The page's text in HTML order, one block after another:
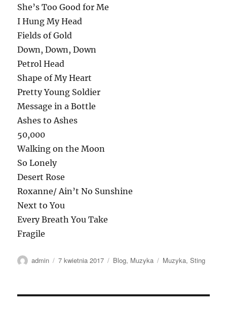
She’s Too Good for Me
I Hung My Head
Fields of Gold
Down, Down, Down
Petrol Head
Shape of My Heart
Pretty Young Soldier
Message in a Bottle
Ashes to Ashes
50,000
Walking on the Moon
So Lonely
Desert Rose
Roxanne/ Ain’t No Sunshine
Next to You
Every Breath You Take
Fragile
Autor
admin
Data
7 kwietnia 2017 Kategorie
Blog, Muzyka Tagi
Muzyka,Sting